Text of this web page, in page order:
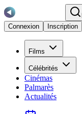
Connexion
Inscription
Films
Célébrités
Cinémas
Palmarès
Actualités